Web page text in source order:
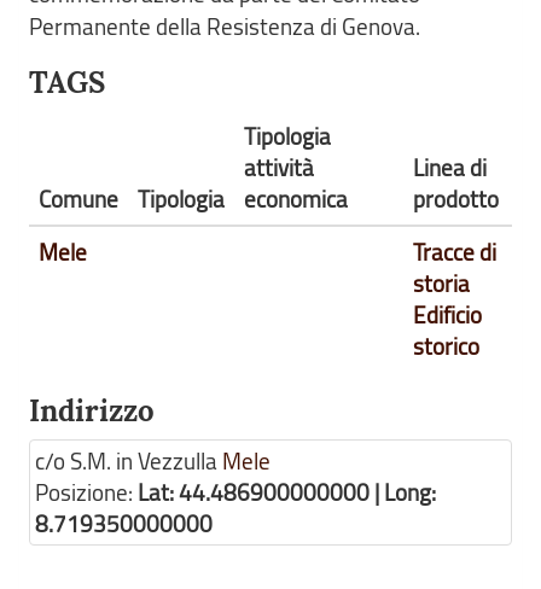
Permanente della Resistenza di Genova.
TAGS
Comune Tipologia
Tipologia
attività
economica
Linea di
prodotto
Mele
Tracce di
storia
Edificio
storico
Indirizzo
c/o S.M. in VezzullaMele
Posizione: Lat: 44.486900000000 | Long:
8.719350000000